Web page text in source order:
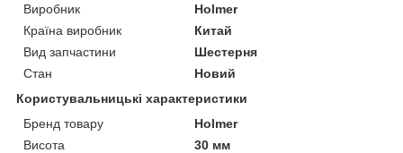
Виробник
Holmer
Країна виробник
Китай
Вид запчастини
Шестерня
Стан
Новий
Користувальницькі характеристики
Бренд товару
Holmer
Висота
30 мм